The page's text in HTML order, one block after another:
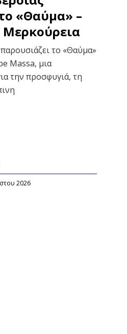
«Θαύμα» –
Μερκούρεια
το «Θαύμα»
Massa, μια
την προσφυγιά, τη
2026